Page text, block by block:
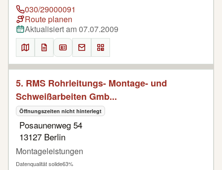
030/29000091
Route planen
Aktualisiert am 07.07.2009
5. RMS Rohrleitungs- Montage- und
Schweißarbeiten Gmb...
Öffnungszeiten nicht hinterlegt
Posaunenweg 54
13127 Berlin
Montageleistungen
Datenqualität solide63%